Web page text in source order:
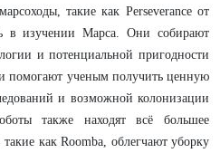
такие как Perseverance от
в изучении Марса. Они собирают
и потенциальной пригодности
помогают ученым получить ценную
и возможной колонизации
также находят всё большее
как Roomba, облегчают уборку